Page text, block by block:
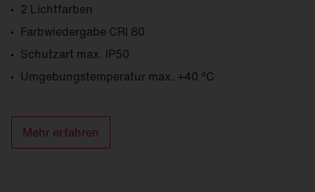
2 Lichtfarben
Farb­wiedergabe CRI 80
Schutzart max. IP50
Umgebungs­temperatur max. +40 °C
Mehr erfahren